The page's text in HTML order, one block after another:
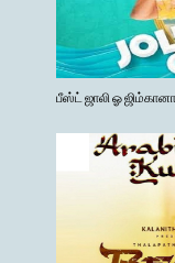
பீஸ்ட் ஜாலி ஓ